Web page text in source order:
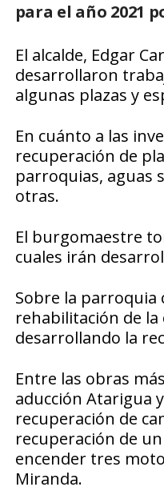
para el año 2021
El alcalde, Edgar
desarrollaron
algunas plazas y
En cuánto a las
recuperación de
parroquias, aguas
otras.
El burgomaestre
cuales irán
Sobre la parroquia
rehabilitación de la
desarrollando la
Entre las obras
aducción Atarigua
recuperación de
recuperación de
encender tres
Miranda.